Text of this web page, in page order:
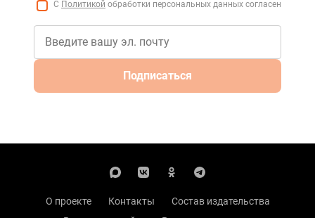
С Политикой обработки персональных данных согласен
Подписаться
О проекте Контакты
Состав издательства